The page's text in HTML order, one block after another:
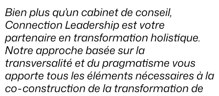
Bien plus qu’un cabinet de conseil,
Connection Leadership est votre
partenaire en transformation holistique.
Notre approche basée sur la
transversalité et du pragmatisme vous
apporte tous les éléments nécessaires à la
co-construction de la transformation de